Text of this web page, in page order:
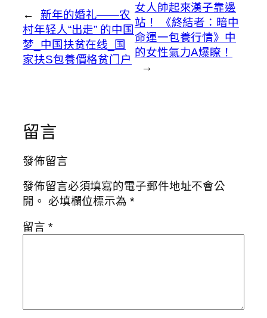
←
新年的婚礼——农
村年轻人“出走” 的中国
梦_中国扶贫在线_国
家扶S包養價格贫门户
女人帥起來漢子靠邊
站！ 《終結者：暗中
命運一包養行情》中
的女性氣力A爆瞭！
→
留言
發佈留言
發佈留言必須填寫的電子郵件地址不會公
開。 必填欄位標示為 *
留言 *